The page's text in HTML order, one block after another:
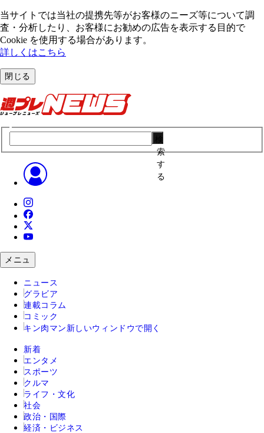
当サイトでは当社の提携先等がお客様のニーズ等について調
査・分析したり、お客様にお勧めの広告を表⽰する⽬的で
Cookie を使⽤する場合があります。
詳しくはこちら
閉じる
索
す
る
メニュ
ニュース
グラビア
連載コラム
コミック
キン肉マン 新しいウィンドウで開く
新着
エンタメ
スポーツ
クルマ
ライフ・文化
社会
政治・国際
経済・ビジネス